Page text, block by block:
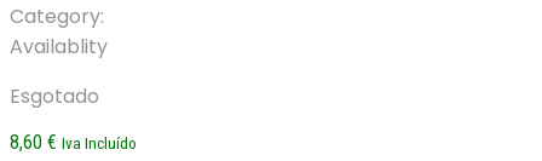
Category:
Availablity
Esgotado
8,60 € Iva Incluído